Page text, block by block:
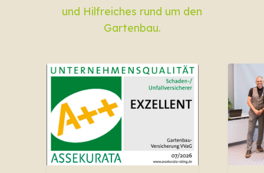
und Hilfreiches rund um den
Gartenbau.